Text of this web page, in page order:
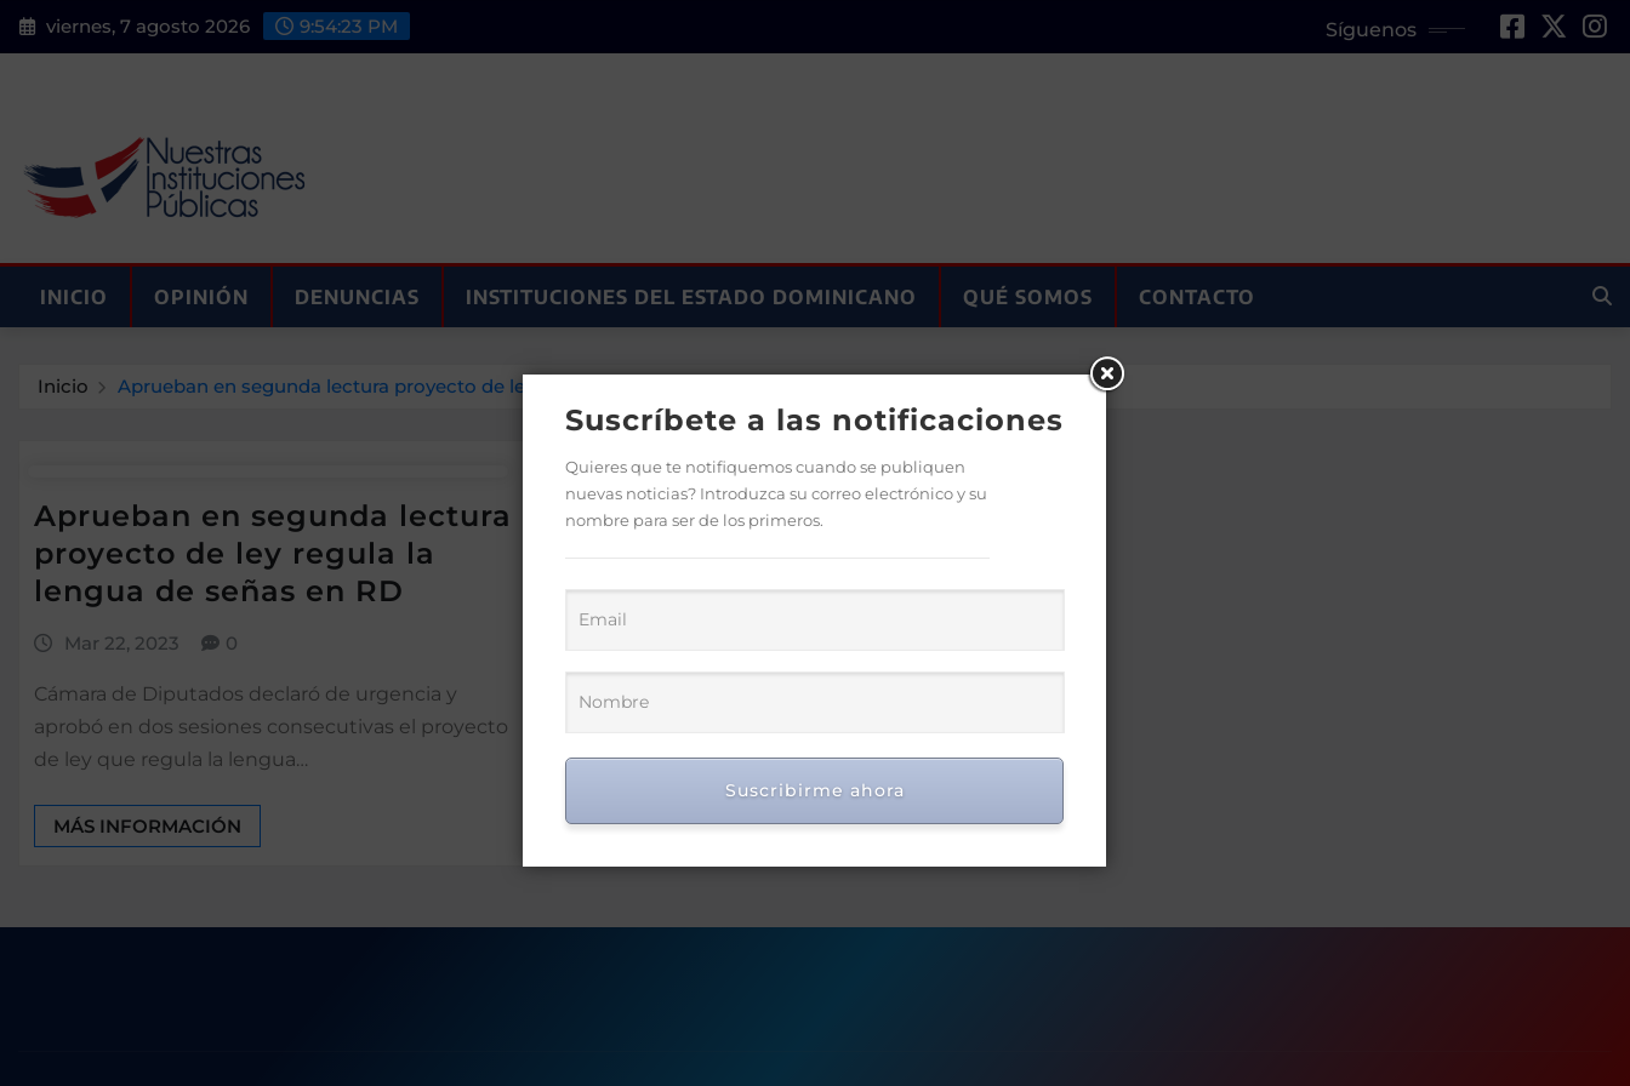
Saltar
al
viernes, 7 agosto 2026 9:54:24 PM Síguenos
INICIO OPINIÓN DENUNCIAS INSTITUCIONES DEL ESTADO DOMINICANO QUÉ SOMOS CONTACTO
Inicio Aprueban en segunda lectura proyecto de ley regula la lengua de señas en RD
Aprueban en segunda lectura
proyecto de ley regula la
lengua de señas en RD
Mar 22, 2023 0
Cámara de Diputados declaró de urgencia y
aprobó en dos sesiones consecutivas el proyecto
de ley que regula la lengua…
MÁS INFORMACIÓN
Suscríbete a las notificaciones
Quieres que te notifiquemos cuando se publiquen
nuevas noticias? Introduzca su correo electrónico y su
nombre para ser de los primeros.
Suscribirme ahora